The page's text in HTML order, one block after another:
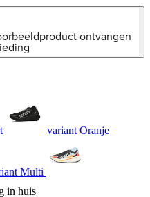
ontvangen
variant Oranje
Multi
in huis